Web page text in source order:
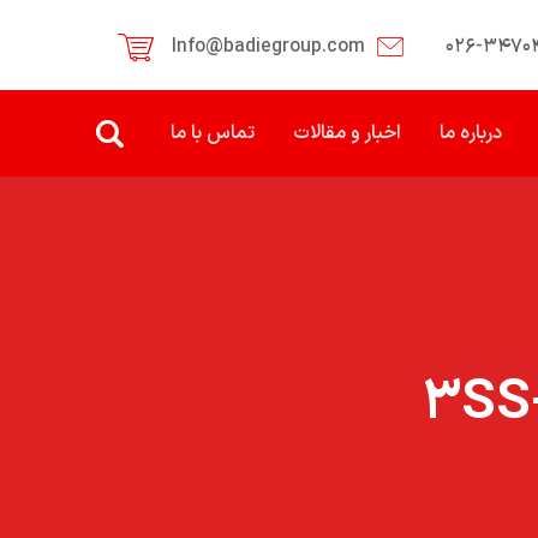
Info@badiegroup.com
درباره ما اخبار و مقالات تماس با ما